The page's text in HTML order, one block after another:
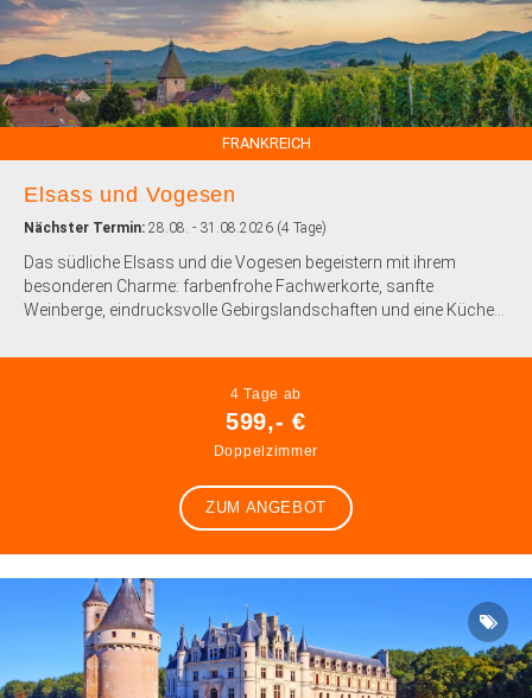
FRANKREICH
Elsass und Vogesen
Nächster Termin: 28.08. - 31.08.2026 (4 Tage)
Das südliche Elsass und die Vogesen begeistern mit ihrem
besonderen Charme: farbenfrohe Fachwerkorte, sanfte
Weinberge, eindrucksvolle Gebirgslandschaften und eine Küche...
4 Tage ab
599,- €
Doppelzimmer
ZUM ANGEBOT